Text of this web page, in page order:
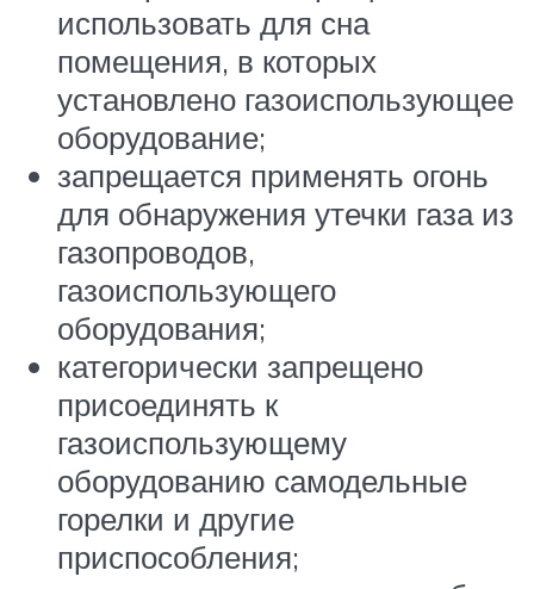
использовать для сна
помещения, в которых
установлено газоиспользующее
оборудование;
запрещается применять огонь
для обнаружения утечки газа из
газопроводов,
газоиспользующего
оборудования;
категорически запрещено
присоединять к
газоиспользующему
оборудованию самодельные
горелки и другие
приспособления;